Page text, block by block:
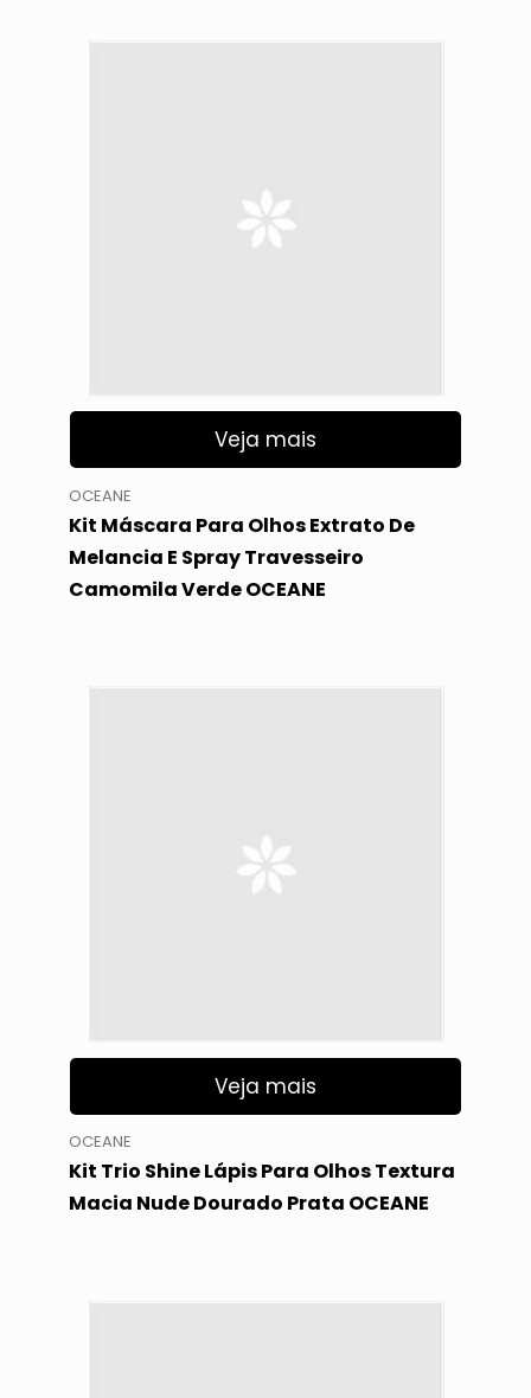
Veja mais
OCEANE
Kit Máscara Para Olhos Extrato De
Melancia E Spray Travesseiro
Camomila Verde OCEANE
Veja mais
OCEANE
Kit Trio Shine Lápis Para Olhos Textura
Macia Nude Dourado Prata OCEANE